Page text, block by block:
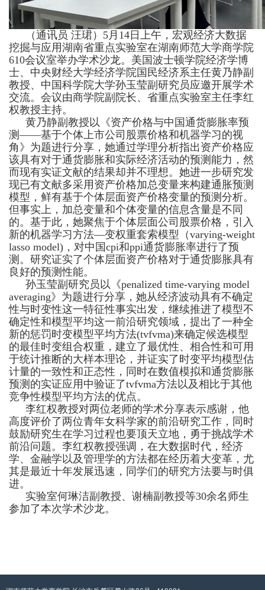
（通讯员 汪珺） 5月 14 日上午，宏观经济大数据
挖掘与应用湖南省重点实验室在湖南师范大学商学院
610会议室举办学术沙龙。美国波士顿学院经济学博
士、中央财经大学经济学院国民经济系主任黄乃静副
教授、中国科学院大学孙玉莹副研究员应邀开展学术
交流。会议由商学院副院长、省重点实验室主任李红
权教授主持。
黄乃静副教授以《资产价格与中国通货膨胀率预
测 ——基于个体上市公司股票价格和机器学习的视
角》为题进行分享，她通过学理分析指出资产价格应
该具有对于通货膨胀和实际经济活动的预测能力，然
而现有实证文献的结果却并不理想。她进一步研究发
现已有文献多采用资产价格加总变量来构建通胀预测
模型，鲜有基于个体层面资产价格变量的预测分析。
但事实上，加总变量和个体变量的信息含量是不同
的。基于此，她聚焦于个体层面公司股票价格，引入
新的机器学习方法—变权重套索模型（varying-weight
lasso model) ，对中国cpi和ppi通货膨胀率进行了预
测。研究证实了个体层面资产价格对于通货膨胀具有
良好的预测性能。
孙玉莹副研究员以《penalized time-varying model
averaging》为题进行分享，她从经济波动具有不确定
性与时变性这一特征性事实出发，继续推进了模型不
确定性和模型平均这一前沿研究领域，提出了一种全
新的惩罚时变模型平均方法(tvfvma)来确定候选模型
的最佳时变组合权重，建立了最优性、相合性和可用
于统计推断的大样本理论，并证实了时变平均模型估
计量的一致性和正态性，同时在数值模拟和通货膨胀
预测的实证应用中验证了tvfvma方法以及相比于其他
竞争性模型平均方法的优点。
李红权教授对两位老师的学术分享表示感谢，他
高度评价了两位青年女科学家的前沿研究工作，同时
鼓励研究生在学习过程也要顶天立地，勇于挑战学术
前沿问题。李红权教授强调，在大数据时代，经济
学、金融学以及管理学的方法都在经历着大变革，尤
其是最近十年发展迅速，同学们的研究方法要与时俱
进。
实验室何琳洁副教授、谢楠副教授等30余名师生
参加了本次学术沙龙。